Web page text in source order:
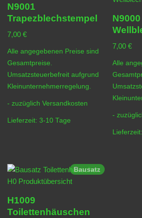
N9001
Trapezblechstempel
7,00 €
Alle angegebenen Preise sind
Gesamtpreise.
Umsatzsteuerbefreit aufgrund
Kleinunternehmerregelung.
- zuzüglich Versandkosten
Lieferzeit: 3-10 Tage
N9000
7,00€
Alle
-
Bausatz
H1009
Toilettenhäuschen